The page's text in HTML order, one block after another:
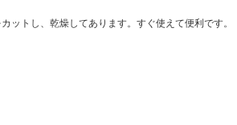
ットし、乾燥してあります。すぐ使えて便利です。